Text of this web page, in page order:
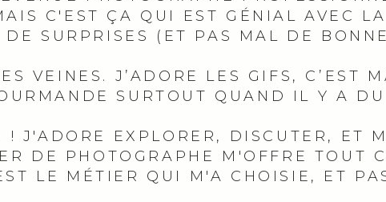
C'EST ÇA QUI EST GÉNIAL AVEC
DE SURPRISES (ET PAS MAL DE
VEINES. J’ADORE LES GIFS, C’EST
SURTOUT QUAND IL Y A DU
! J'ADORE EXPLORER, DISCUTER, ET
DE PHOTOGRAPHE M'OFFRE TOUT
LE MÉTIER QUI M'A CHOISIE, ET